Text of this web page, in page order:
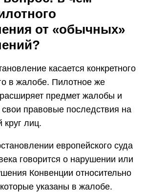
от «обычных»
касается конкретного
в жалобе. Пилотное же
предмет жалобы и
свои правовые последствия на
круг лиц.
европейского суда
говорится о нарушении или
Конвенции относительно
указаны в жалобе.